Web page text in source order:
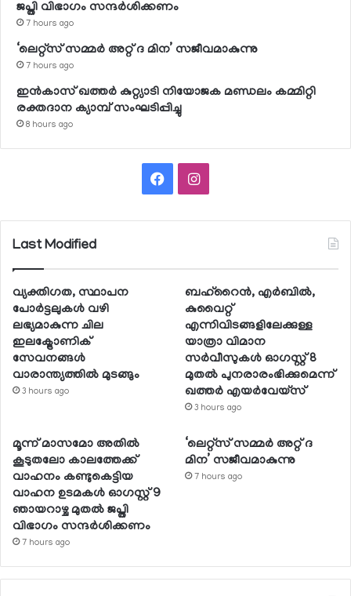
ജപ്തി വിഭാഗം സന്ദര്‍ശിക്കണം
7 hours ago
‘ലെറ്റ്‌സ് സമ്മര്‍ അറ്റ് ദ മിന’ സജീവമാകുന്നു
7 hours ago
ഇന്‍കാസ് ഖത്തര്‍ കുറ്റ്യാടി നിയോജക മണ്ഡലം കമ്മിറ്റി
രക്തദാന ക്യാമ്പ് സംഘടിപ്പിച്ചു
8 hours ago
FacebookInstagram
Last Modified
വ്യക്തിഗത, സ്ഥാപന
പോര്‍ട്ടലുകള്‍ വഴി
ലഭ്യമാകുന്ന ചില
ഇലക്ട്രോണിക്
സേവനങ്ങള്‍
വാരാന്ത്യത്തില്‍ മുടങ്ങും
3 hours ago
ബഹ്റൈന്‍, എര്‍ബില്‍,
കുവൈറ്റ്
എന്നിവിടങ്ങളിലേക്കുള്ള
യാത്രാ വിമാന
സര്‍വീസുകള്‍ ഓഗസ്റ്റ് 8
മുതല്‍ പുനരാരംഭിക്കുമെന്ന്
ഖത്തര്‍ എയര്‍വേയ്സ്
3 hours ago
മൂന്ന് മാസമോ അതില്‍
കൂടുതലോ കാലത്തേക്ക്
വാഹനം കണ്ടുകെട്ടിയ
വാഹന ഉടമകള്‍ ഓഗസ്റ്റ് 9
ഞായറാഴ്ച മുതല്‍ ജപ്തി
വിഭാഗം സന്ദര്‍ശിക്കണം
7 hours ago
‘ലെറ്റ്‌സ് സമ്മര്‍ അറ്റ് ദ
മിന’ സജീവമാകുന്നു
7 hours ago